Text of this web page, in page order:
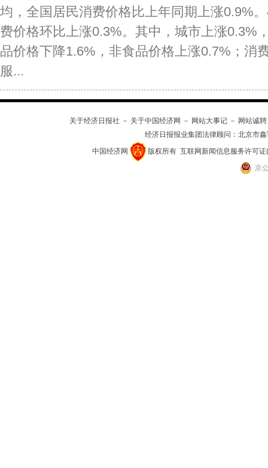
均，全国居民消费价格比上年同期上涨0.9%
费价格环比上涨0.3%。其中，城市上涨0.3%
品价格下降1.6%，非食品价格上涨0.7%；消
服...
关于经济日报社 － 关于中国经济网 － 网站大事记 － 网站诚聘
经济日报报业集团法律顾问： 北京市
中国经济网 版权所有 互联网新闻信息服务许可
京